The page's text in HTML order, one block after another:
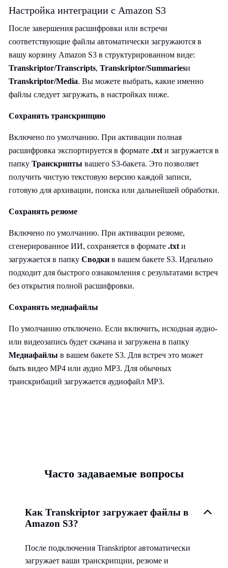
Настройка интеграции с Amazon S3
После завершения расшифровки или встречи
соответствующие файлы автоматически загружаются в
вашу корзину Amazon S3 в структурированном виде:
Transkriptor/Transcripts, Transkriptor/Summariesи
Transkriptor/Media. Вы можете выбрать, какие именно
файлы следует загружать, в настройках ниже.
Сохранять транскрипцию
Включено по умолчанию. При активации полная
расшифровка экспортируется в формате .txt и загружается в
папку Транскрипты вашего S3-бакета. Это позволяет
получить чистую текстовую версию каждой записи,
готовую для архивации, поиска или дальнейшей обработки.
Сохранять резюме
Включено по умолчанию. При активации резюме,
сгенерированное ИИ, сохраняется в формате .txt и
загружается в папку Сводки в вашем бакете S3. Идеально
подходит для быстрого ознакомления с результатами встреч
без открытия полной расшифровки.
Сохранять медиафайлы
По умолчанию отключено. Если включить, исходная аудио-
или видеозапись будет скачана и загружена в папку
Медиафайлы в вашем бакете S3. Для встреч это может
быть видео MP4 или аудио MP3. Для обычных
транскрибаций загружается аудиофайл MP3.
Часто задаваемые вопросы
Как Transkriptor загружает файлы в
Amazon S3?
После подключения Transkriptor автоматически
загружает ваши транскрипции, резюме и